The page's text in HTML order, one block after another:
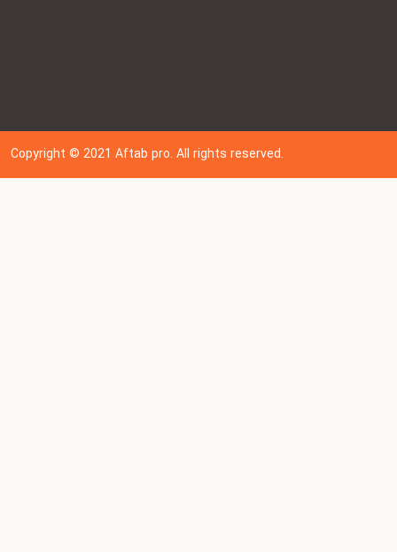
Copyright © 202 1Aftab pro. All rights reserved.